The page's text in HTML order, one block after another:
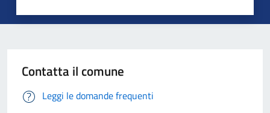
Contatta il comune
Leggi le domande frequenti